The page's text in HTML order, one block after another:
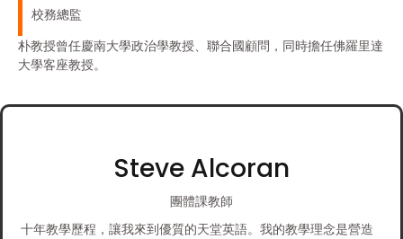
校務總監
朴教授曾任慶南大學政治學教授、聯合國顧問，同時擔任佛羅里達
大學客座教授。
Steve Alcoran
團體課教師
十年教學歷程，讓我來到優質的天堂英語。我的教學理念是營造